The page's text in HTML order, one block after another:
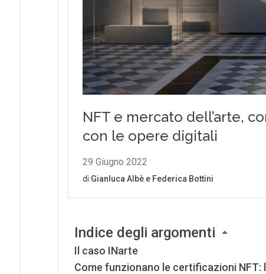
Indice degli argomenti
Il caso INarte
Come funzionano le certificazioni NFT: